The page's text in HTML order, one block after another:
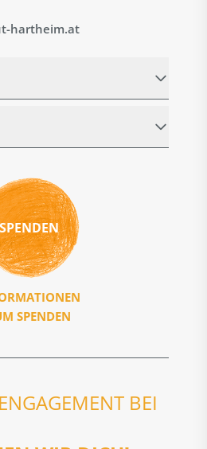
hartheim.at
SPENDEN
BEI